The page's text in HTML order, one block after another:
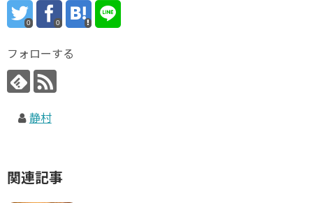
0 0
フォローする
静村
関連記事